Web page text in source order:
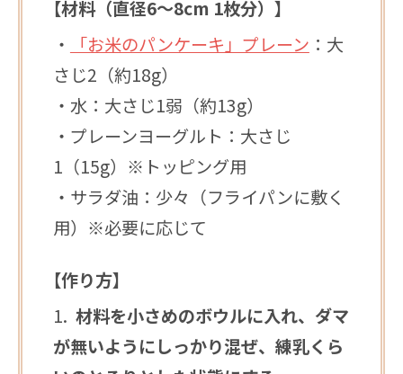
【材料（直径6〜8cm 1枚分）】
・
「お米のパンケーキ」プレーン ：大
さじ2（約18g）
・水：大さじ1弱（約13g）
・プレーンヨーグルト：大さじ
1（15g）※トッピング用
・サラダ油：少々（フライパンに敷く
用）※必要に応じて
【作り方】
材料を小さめのボウルに入れ、ダマ
が無いようにしっかり混ぜ、練乳くら